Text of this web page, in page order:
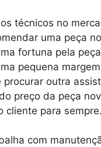
técnicos no
uma peça
fortuna pela
pequena
outra
preço da peça
cliente para sempre.
com